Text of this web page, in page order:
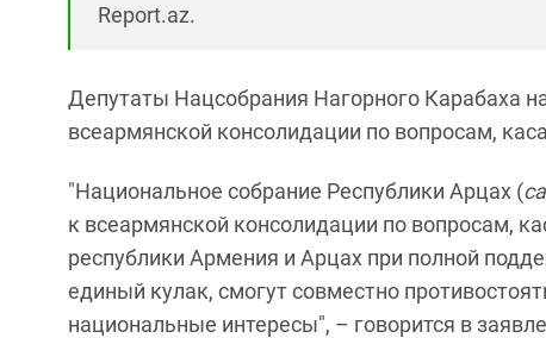
Report.az.
Депутаты Нацсобрания Нагорного Карабаха
всеармянской консолидации по вопросам,
"Национальное собрание Республики Арцах (
к всеармянской консолидации по вопросам,
республики Армения и Арцах при полной
единый кулак, смогут совместно
национальные интересы", – говорится в